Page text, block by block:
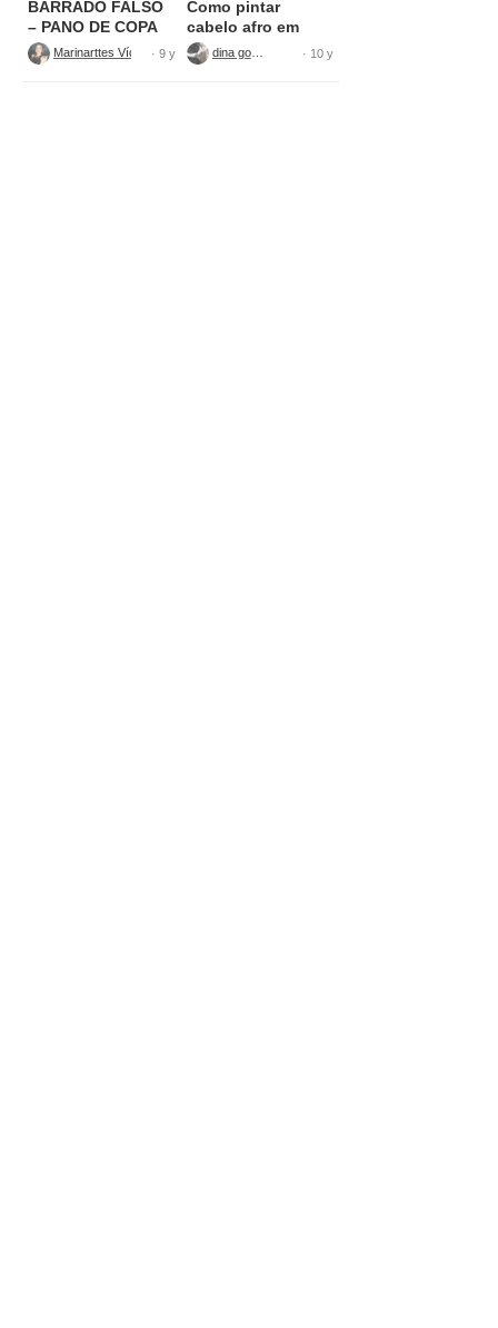
BARRADO FALSO
– PANO DE COPA
· 9 y
Como pintar
cabelo afro em
tecido
dina gomes · 10 y